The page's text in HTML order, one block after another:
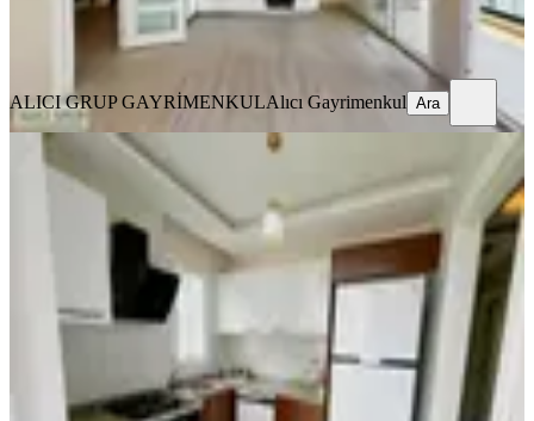
ALICI GRUP GAYRİMENKULAlıcı Gayrimenkul
ALICI GRUP GAYRİMENKULAlıcı Gayrimenkul Ara
YENİ
Gürselpaşa'da Geniş K.mutfak D.gazlı
2+1 Full Eşyalı Depozitosuz
Seyhan, Gürselpaşa Mahallesi
2+1·110 m² 06.08.2026
31.000 ₺